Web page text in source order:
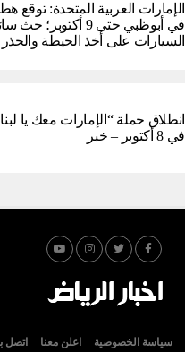
الإمارات العربية المتحدة: توقع
في أبوظبي حتى 9 أكتوبر؛
السيارات على أخذ الحيطة والحذر
انطلاق حملة “الإمارات معك يا
في 8 أكتوبر – خبر
سياسة الخصوصية اعلن معنا اتصل